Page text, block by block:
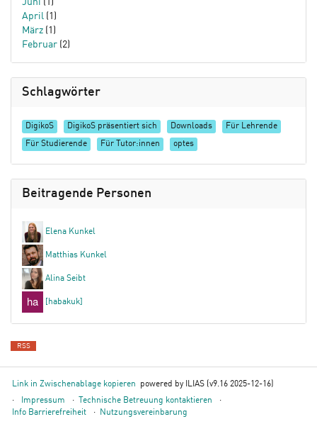
Juni (1)
April (1)
März (1)
Februar (2)
Schlagwörter
DigikoS DigikoS präsentiert sich Downloads Für Lehrende
Für Studierende Für Tutor:innen optes
Beitragende Personen
Elena Kunkel
Matthias Kunkel
Alina Seibt
[habakuk]
RSS
Link in Zwischenablage kopieren
powered by ILIAS (v9.16 2025-12-16)
Impressum
Technische Betreuung kontaktieren
Info Barrierefreiheit
Nutzungsvereinbarung